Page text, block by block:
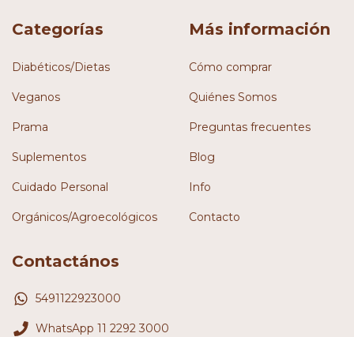
Categorías
Diabéticos/Dietas
Veganos
Prama
Suplementos
Cuidado Personal
Orgánicos/Agroecológicos
Más información
Cómo comprar
Quiénes Somos
Preguntas frecuentes
Blog
Info
Contacto
Contactános
5491122923000
WhatsApp 11 2292 3000